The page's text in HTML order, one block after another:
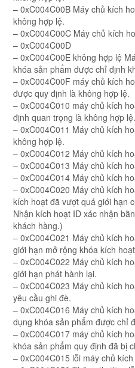
– 0xC004C00B Máy chủ kích
không hợp lệ.
– 0xC004C00C Máy chủ kích
– 0xC004C00D
– 0xC004C00E không hợp lệ
khóa sản phẩm được chỉ định
– 0xC004C00F máy chủ kích
được quy định là không hợp lệ.
– 0xC004C010 máy chủ kích
định quan trọng là không hợp lệ.
– 0xC004C011 Máy chủ kích
không hợp lệ.
– 0xC004C012 Máy chủ kích
– 0xC004C013 Máy chủ kích
– 0xC004C014 Máy chủ kích
– 0xC004C020 Máy chủ kích
kích hoạt đã vượt quá giới hạn
Nhận kích hoạt ID xác nhận
khách hàng.)
– 0xC004C021 Máy chủ kích
giới hạn mở rộng khóa kích
– 0xC004C022 Máy chủ kích
giới hạn phát hành lại.
– 0xC004C023 Máy chủ kích
yêu cầu ghi đè.
– 0xC004C016 Máy chủ kích
dụng khóa sản phẩm được chỉ
– 0xC004C017 máy chủ kích
khóa sản phẩm quy định đã bị
– 0xC004C015 lỗi máy chủ